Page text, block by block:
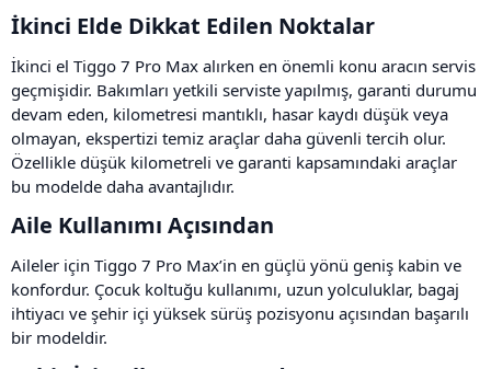
İkinci Elde Dikkat Edilen Noktalar​
İkinci el Tiggo 7 Pro Max alırken en önemli konu aracın servis
geçmişidir. Bakımları yetkili serviste yapılmış, garanti durumu
devam eden, kilometresi mantıklı, hasar kaydı düşük veya
olmayan, ekspertizi temiz araçlar daha güvenli tercih olur.
Özellikle düşük kilometreli ve garanti kapsamındaki araçlar
bu modelde daha avantajlıdır.
Aile Kullanımı Açısından​
Aileler için Tiggo 7 Pro Max’in en güçlü yönü geniş kabin ve
konfordur. Çocuk koltuğu kullanımı, uzun yolculuklar, bagaj
ihtiyacı ve şehir içi yüksek sürüş pozisyonu açısından başarılı
bir modeldir.